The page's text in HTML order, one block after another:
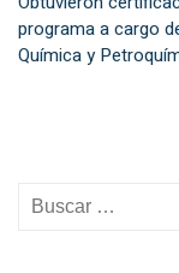
programa a cargo
Química y